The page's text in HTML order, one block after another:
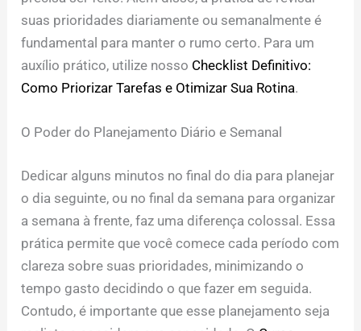
suas prioridades diariamente ou semanalmente é
fundamental para manter o rumo certo. Para um
auxílio prático, utilize nosso Checklist Definitivo:
Como Priorizar Tarefas e Otimizar Sua Rotina.
O Poder do Planejamento Diário e Semanal
Dedicar alguns minutos no final do dia para planejar
o dia seguinte, ou no final da semana para organizar
a semana à frente, faz uma diferença colossal. Essa
prática permite que você comece cada período com
clareza sobre suas prioridades, minimizando o
tempo gasto decidindo o que fazer em seguida.
Contudo, é importante que esse planejamento seja